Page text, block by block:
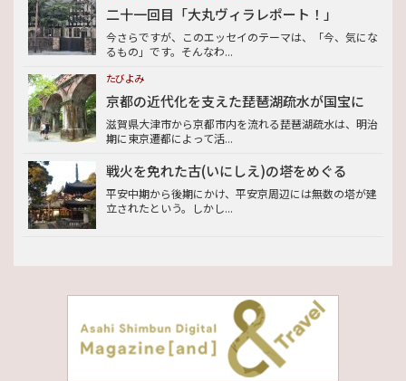
二十一回目「大丸ヴィラレポート！」
今さらですが、このエッセイのテーマは、「今、気にな
るもの」です。そんなわ...
たびよみ
京都の近代化を支えた琵琶湖疏水が国宝に
滋賀県大津市から京都市内を流れる琵琶湖疏水は、明治
期に東京遷都によって活...
戦火を免れた古(いにしえ)の塔をめぐる
平安中期から後期にかけ、平安京周辺には無数の塔が建
立されたという。しかし...